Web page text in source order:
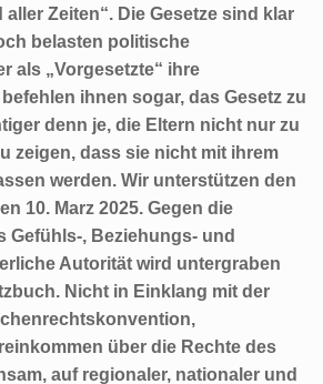
Zeiten“. Die Gesetze sind klar
belasten politische
als „Vorgesetzte“ ihre
ihnen sogar, das Gesetz zu
denn je, die Eltern nicht nur zu
zeigen, dass sie nicht mit ihrem
werden. Wir unterstützen den
10. Marz 2025. Gegen die
Gefühls-, Beziehungs- und
Autorität wird untergraben
Nicht in Einklang mit der
über die Rechte des
auf regionaler, nationaler und